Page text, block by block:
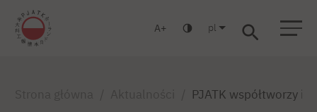
A pl
PJATK współtworzy